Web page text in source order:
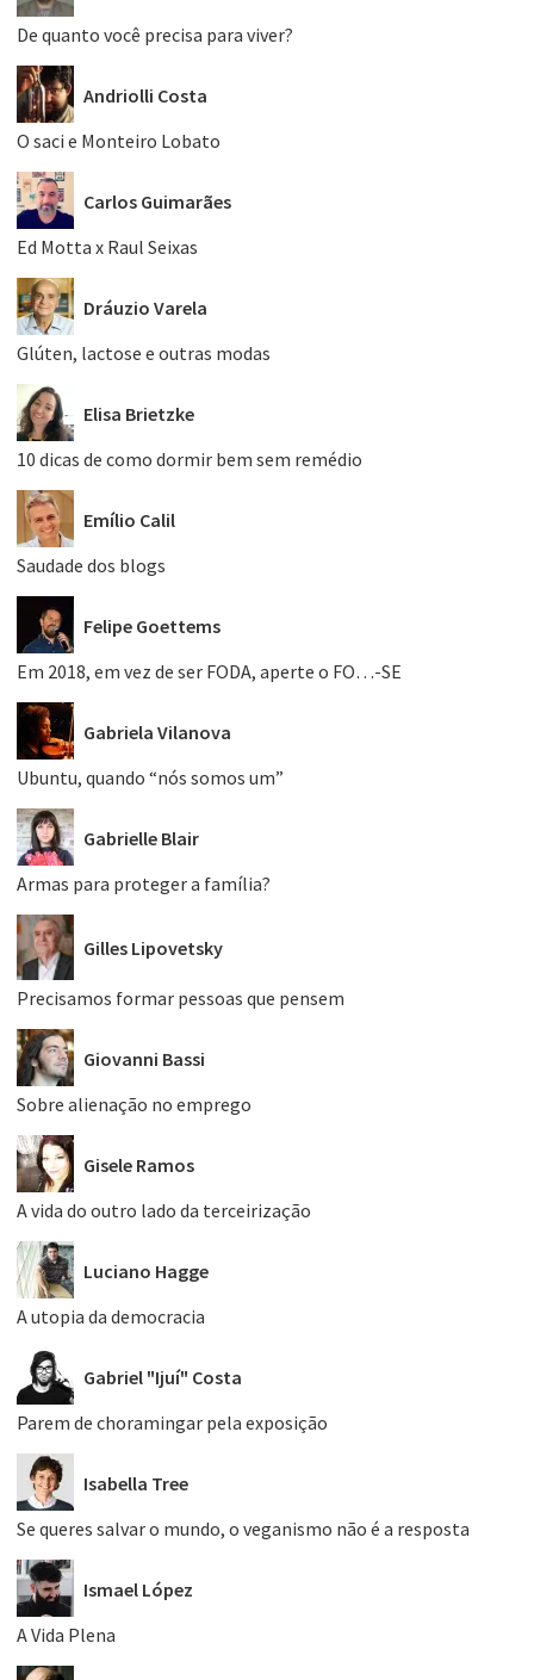
De quanto você precisa para viver?
Andriolli Costa
O saci e Monteiro Lobato
Carlos Guimarães
Ed Motta x Raul Seixas
Dráuzio Varela
Glúten, lactose e outras modas
Elisa Brietzke
10 dicas de como dormir bem sem remédio
Emílio Calil
Saudade dos blogs
Felipe Goettems
Em 2018, em vez de ser FODA, aperte o FO…-SE
Gabriela Vilanova
Ubuntu, quando “nós somos um”
Gabrielle Blair
Armas para proteger a família?
Gilles Lipovetsky
Precisamos formar pessoas que pensem
Giovanni Bassi
Sobre alienação no emprego
Gisele Ramos
A vida do outro lado da terceirização
Luciano Hagge
A utopia da democracia
Gabriel "Ijuí" Costa
Parem de choramingar pela exposição
Isabella Tree
Se queres salvar o mundo, o veganismo não é a resposta
Ismael López
A Vida Plena